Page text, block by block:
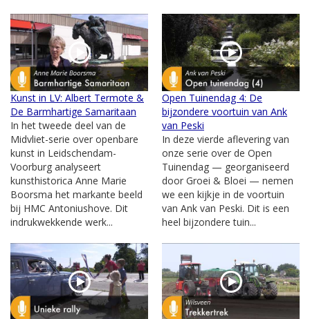
Kunst in LV: Albert Termote &
De Barmhartige Samaritaan
In het tweede deel van de
Midvliet-serie over openbare
kunst in Leidschendam-
Voorburg analyseert
kunsthistorica Anne Marie
Boorsma het markante beeld
bij HMC Antoniushove. Dit
indrukwekkende werk...
Open Tuinendag 4: De
bijzondere voortuin van Ank
van Peski
In deze vierde aflevering van
onze serie over de Open
Tuinendag — georganiseerd
door Groei & Bloei — nemen
we een kijkje in de voortuin
van Ank van Peski. Dit is een
heel bijzondere tuin...